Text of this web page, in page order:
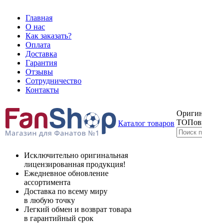
Главная
О нас
Как заказать?
Оплата
Доставка
Гарантия
Отзывы
Сотрудничество
Контакты
Каталог товаров
Исключительно оригинальная
лицензированная продукция!
Ежедневное обновление
ассортимента
Доставка по всему миру
в любую точку
Легкий обмен и возврат товара
в гарантийный срок